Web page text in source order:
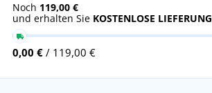
Noch 119,00 €
und erhalten Sie KOSTENLOSE LIEFERUNG
0,00 € / 119,00 €